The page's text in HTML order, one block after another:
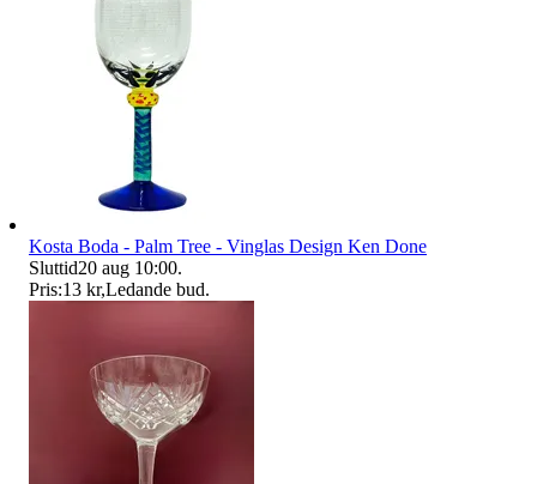
Kosta Boda - Palm Tree - Vinglas Design Ken Done
Sluttid20 aug 10:00.
Pris:13 kr,Ledande bud.